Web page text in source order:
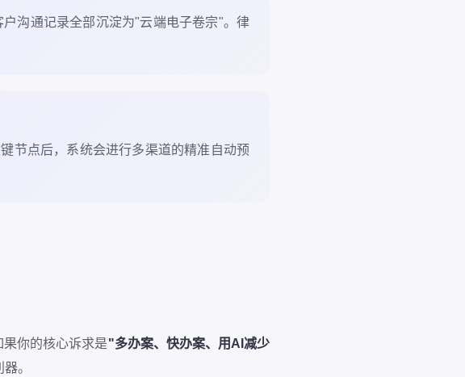
沟通记录全部沉淀为"云端电子卷宗"。律
节点后，系统会进行多渠道的精准自动预
你的核心诉求是"多办案、快办案、用AI减少
。